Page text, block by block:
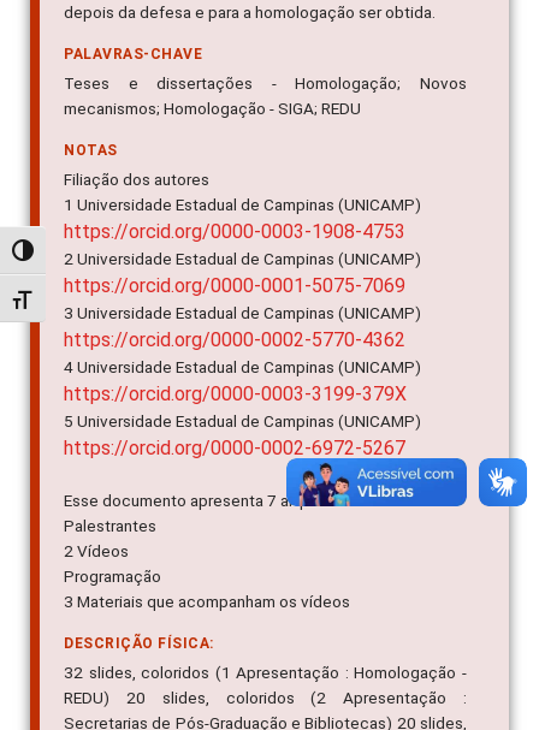
Alternar alto contraste
Alternar tamanho da fonte
depois da defesa e para a homologação ser obtida.
PALAVRAS-CHAVE
Teses e dissertações - Homologação; Novos
mecanismos; Homologação - SIGA; REDU
NOTAS
Filiação dos autores
1 Universidade Estadual de Campinas (UNICAMP)
https://orcid.org/0000-0003-1908-4753
2 Universidade Estadual de Campinas (UNICAMP)
https://orcid.org/0000-0001-5075-7069
3 Universidade Estadual de Campinas (UNICAMP)
https://orcid.org/0000-0002-5770-4362
4 Universidade Estadual de Campinas (UNICAMP)
https://orcid.org/0000-0003-3199-379X
5 Universidade Estadual de Campinas (UNICAMP)
https://orcid.org/0000-0002-6972-5267
Esse documento apresenta 7 arquivos:
Palestrantes
2 Vídeos
Programação
3 Materiais que acompanham os vídeos
DESCRIÇÃO FÍSICA:
32 slides, coloridos (1 Apresentação : Homologação -
REDU) 20 slides, coloridos (2 Apresentação :
Secretarias de Pós-Graduação e Bibliotecas) 20 slides,